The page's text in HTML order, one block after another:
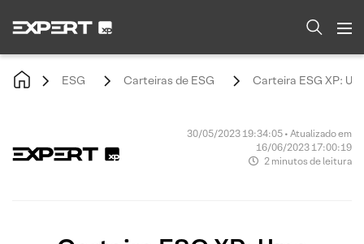
ESG Carteiras de ESG Carteira ESG XP:
30/05/2023 19:34:05 • Atualizado em
16/06/2023 17:00:19
2 minutos de leitura